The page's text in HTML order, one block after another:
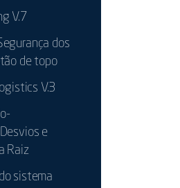
V.7
dos
de topo
V.3
e
Raiz
sistema